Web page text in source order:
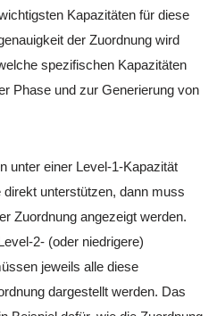
Kapazitäten für diese
der Zuordnung wird
spezifischen Kapazitäten
Phase und zur Generierung von
unter einer Level-1-Kapazität
unterstützen, dann muss
Zuordnung angezeigt werden.
2- (oder niedrigere)
jeweils alle diese
dargestellt werden. Das